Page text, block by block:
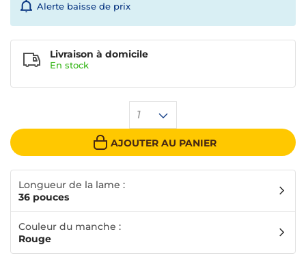
Alerte baisse de prix
1
AJOUTER AU PANIER
Livraison à domicile
En stock
Longueur de la lame :
36 pouces
Couleur du manche :
Rouge